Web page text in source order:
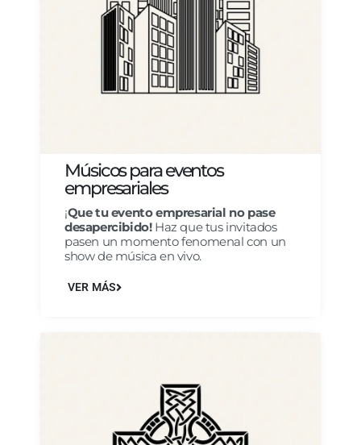
Músicos para eventos
empresariales
¡Que tu evento empresarial no pase
desapercibido! Haz que tus invitados
pasen un momento fenomenal con un
show de música en vivo.
VER MÁS